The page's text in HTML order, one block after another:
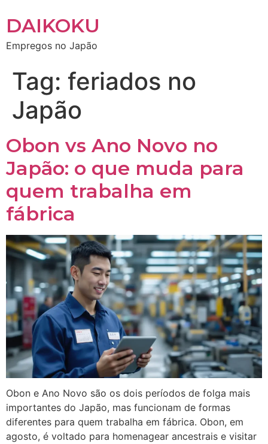
DAIKOKU
Empregos no Japão
Tag: feriados no
Japão
Obon vs Ano Novo no
Japão: o que muda para
quem trabalha em
fábrica
Obon e Ano Novo são os dois períodos de folga mais
importantes do Japão, mas funcionam de formas
diferentes para quem trabalha em fábrica. Obon, em
agosto, é voltado para homenagear ancestrais e visitar